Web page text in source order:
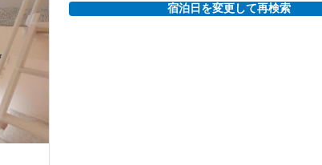
宿泊日を変更して再検索